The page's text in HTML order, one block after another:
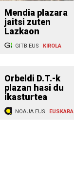
Mendia plazara
jaitsi zuten
Lazkaon
GITB.EUS KIROLA
Orbeldi D.T.-k
plazan hasi du
ikasturtea
NOAUA.EUS EUSKARA